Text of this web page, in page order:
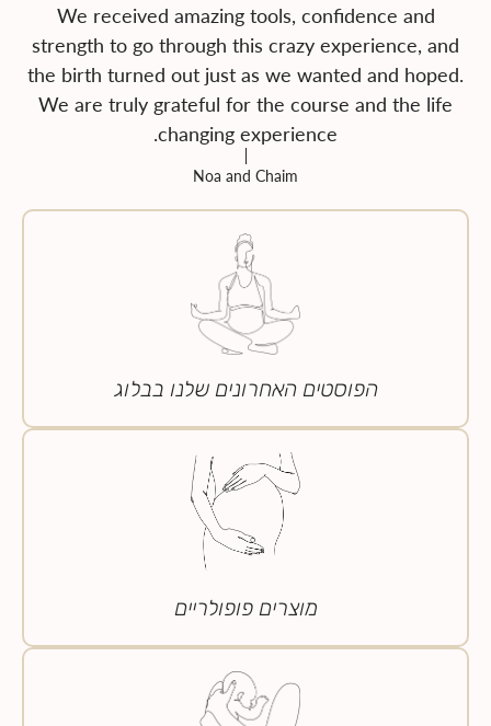
We received amazing tools, confidence and
strength to go through this crazy experience, and
the birth turned out just as we wanted and hoped.
We are truly grateful for the course and the life
changing experience.
Noa and Chaim
הפוסטים האחרונים שלנו בבלוג
מוצרים פופולריים